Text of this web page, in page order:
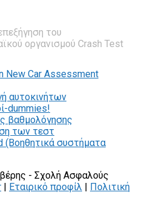
του
οργανισμού Crash Test
New Car Assessment
αυτοκινήτων
dummies!
βαθμολόγησης
των τεστ
(Βοηθητικά συστήματα
- Σχολή Ασφαλούς
| Εταιρικό προφίλ | Πολιτική